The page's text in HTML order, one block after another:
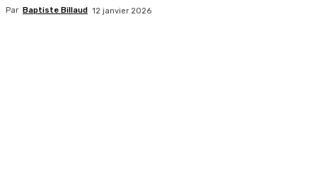
Par Baptiste Billaud 12 janvier 2026